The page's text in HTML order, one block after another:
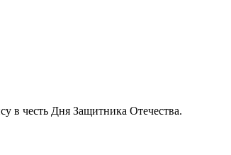
в честь Дня Защитника Отечества.